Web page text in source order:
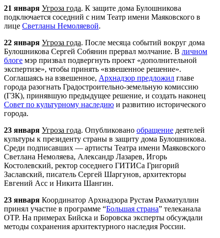
21 января Угроза года. К защите дома Булошникова
подключается соседний с ним Театр имени Маяковского в
лице Светланы Немоляевой.
22 января Угроза года. После месяца событий вокруг дома
Булошникова Сергей Собянин прервал молчание. В личном
блоге мэр призвал подвергнуть проект «дополнительной
экспертизе», чтобы принять «взвешенное решение».
Соглашаясь на взвешенное, Архнадзор предложил главе
города разогнать Градостроительно-земельную комиссию
(ГЗК), принявшую предыдущее решение, и создать наконец
Совет по культурному наследию и развитию исторического
города.
23 января Угроза года. Опубликовано обращение деятелей
культуры к президенту страны в защиту дома Булошникова.
Среди подписавших — артисты Театра имени Маяковского
Светлана Немоляева, Александр Лазарев, Игорь
Костолевский, ректор соседнего ГИТИСа Григорий
Заславский, писатель Сергей Шаргунов, архитекторы
Евгений Асс и Никита Шангин.
23 января Координатор Архнадзора Рустам Рахматуллин
принял участие в программе “Большая страна” телеканала
ОТР. На примерах Бийска и Боровска эксперты обсуждали
методы сохранения архитектурного наследия России.